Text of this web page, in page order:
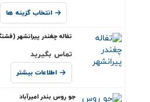
انتخاب گزینه ها
تفاله چغندر پیرانشهر
تماس بگیرید
اطلاعات بیشتر
جو روس بندر امیرآباد